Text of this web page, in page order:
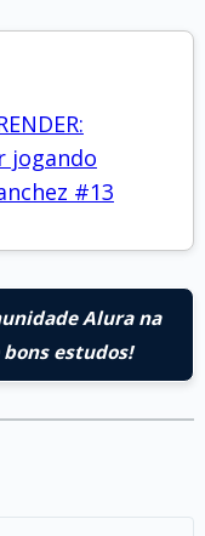
jogando
#13
Alura na
estudos!